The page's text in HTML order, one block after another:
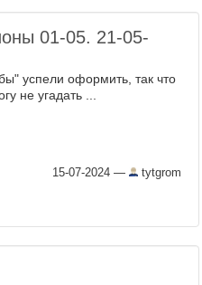
01-05. 21-05-
успели оформить, так что
не угадать ...
15-07-2024 — tytgrom